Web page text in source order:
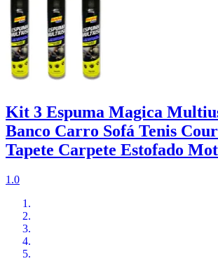
Kit 3 Espuma Magica
Banco Carro Sofá Tenis
Tapete Carpete Estofado
1.0